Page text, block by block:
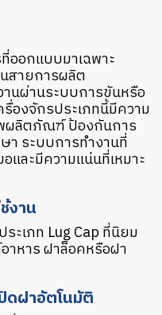
ออกแบบมาเฉพาะ
สายการผลิต
นผ่านระบบการขันหรือ
องจักรประเภทนี้มีความ
ลิตภัณฑ์ ป้องกันการ
า ระบบการทำงานที่
และมีความแน่นที่เหมาะ
งาน
ะเภท Lug Cap ที่นิยม
หาร ฝาล็อคหรือฝา
ดฝาอัตโนมัติ